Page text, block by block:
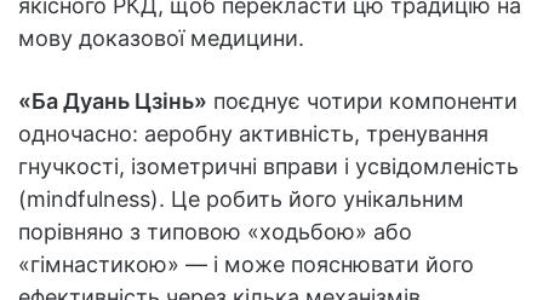
мову доказової медицини.
«Ба Дуань Цзінь» поєднує чотири компоненти
одночасно: аеробну активність, тренування
гнучкості, ізометричні вправи і усвідомленість
(mindfulness). Це робить його унікальним
порівняно з типовою «ходьбою» або
«гімнастикою» — і може пояснювати його